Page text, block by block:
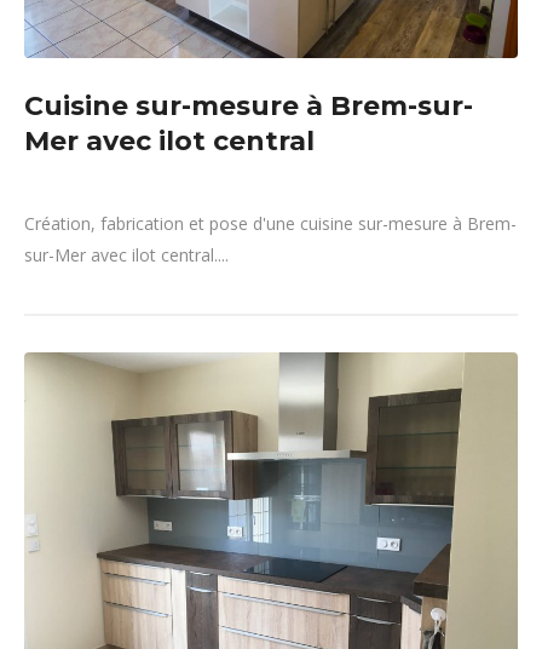
Cuisine sur-mesure à Brem-sur-
Mer avec ilot central
Création, fabrication et pose d'une cuisine sur-mesure à Brem-
sur-Mer avec ilot central....